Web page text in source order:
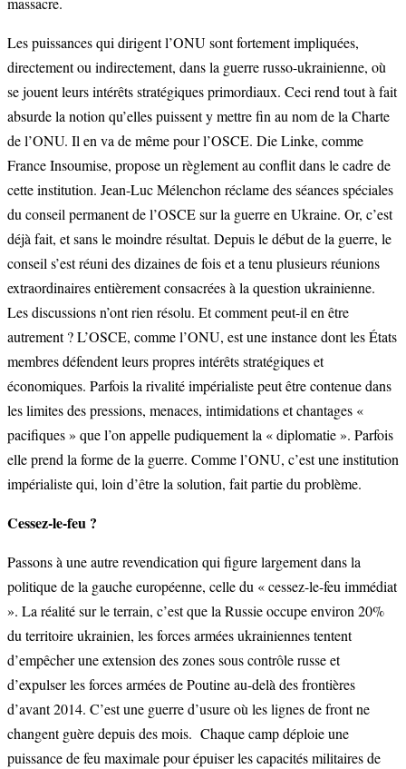
Les puissances qui dirigent l’ONU sont fortement impliquées,
directement ou indirectement, dans la guerre russo-ukrainienne, où
se jouent leurs intérêts stratégiques primordiaux. Ceci rend tout à fait
absurde la notion qu’elles puissent y mettre fin au nom de la Charte
de l’ONU. Il en va de même pour l’OSCE. Die Linke, comme
France Insoumise, propose un règlement au conflit dans le cadre de
cette institution. Jean-Luc Mélenchon réclame des séances spéciales
du conseil permanent de l’OSCE sur la guerre en Ukraine. Or, c’est
déjà fait, et sans le moindre résultat. Depuis le début de la guerre, le
conseil s’est réuni des dizaines de fois et a tenu plusieurs réunions
extraordinaires entièrement consacrées à la question ukrainienne.
Les discussions n’ont rien résolu. Et comment peut-il en être
autrement ? L’OSCE, comme l’ONU, est une instance dont les États
membres défendent leurs propres intérêts stratégiques et
économiques. Parfois la rivalité impérialiste peut être contenue dans
les limites des pressions, menaces, intimidations et chantages «
pacifiques » que l’on appelle pudiquement la « diplomatie ». Parfois
elle prend la forme de la guerre. Comme l’ONU, c’est une institution
impérialiste qui, loin d’être la solution, fait partie du problème.
Cessez-le-feu ?
Passons à une autre revendication qui figure largement dans la
politique de la gauche européenne, celle du « cessez-le-feu immédiat
». La réalité sur le terrain, c’est que la Russie occupe environ 20%
du territoire ukrainien, les forces armées ukrainiennes tentent
d’empêcher une extension des zones sous contrôle russe et
d’expulser les forces armées de Poutine au-delà des frontières
d’avant 2014. C’est une guerre d’usure où les lignes de front ne
changent guère depuis des mois. Chaque camp déploie une
puissance de feu maximale pour épuiser les capacités militaires de